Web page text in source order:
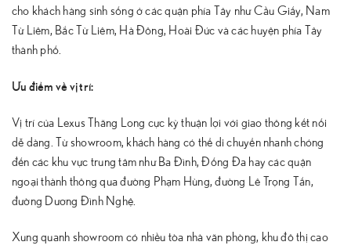
cho khách hàng sinh sống ở các quận phía Tây như Cầu Giấy, Nam
Từ Liêm, Bắc Từ Liêm, Hà Đông, Hoài Đức và các huyện phía Tây
thành phố.
Ưu điểm về vị trí:
Vị trí của Lexus Thăng Long cực kỳ thuận lợi với giao thông kết nối
dễ dàng. Từ showroom, khách hàng có thể di chuyển nhanh chóng
đến các khu vực trung tâm như Ba Đình, Đống Đa hay các quận
ngoại thành thông qua đường Phạm Hùng, đường Lê Trọng Tấn,
đường Dương Đình Nghệ.
Xung quanh showroom có nhiều tòa nhà văn phòng, khu đô thị cao